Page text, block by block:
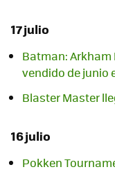
17 julio
Batman: Arkham
vendido de junio
Blaster Master
16 julio
Pokken